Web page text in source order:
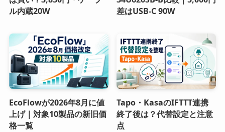
ル内蔵20W
差はUSB-C 90W
EcoFlowが2026年8月に値
上げ｜対象10製品の新旧価
格一覧
Tapo・KasaのIFTTT連携
終了後は？代替設定と注意
点